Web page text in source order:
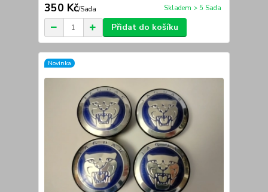
350 Kč/Sada Skladem > 5 Sada
Přidat do košíku
Novinka